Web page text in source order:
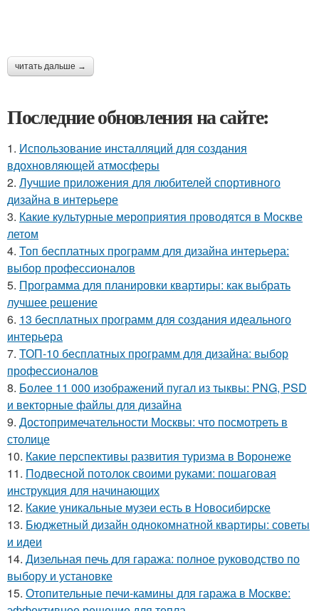
читать дальше →
Последние обновления на сайте:
1. Использование инсталляций для создания
вдохновляющей атмосферы
2. Лучшие приложения для любителей спортивного
дизайна в интерьере
3. Какие культурные мероприятия проводятся в Москве
летом
4. Топ бесплатных программ для дизайна интерьера:
выбор профессионалов
5. Программа для планировки квартиры: как выбрать
лучшее решение
6. 13 бесплатных программ для создания идеального
интерьера
7. ТОП-10 бесплатных программ для дизайна: выбор
профессионалов
8. Более 11 000 изображений пугал из тыквы: PNG, PSD
и векторные файлы для дизайна
9. Достопримечательности Москвы: что посмотреть в
столице
10. Какие перспективы развития туризма в Воронеже
11. Подвесной потолок своими руками: пошаговая
инструкция для начинающих
12. Какие уникальные музеи есть в Новосибирске
13. Бюджетный дизайн однокомнатной квартиры: советы
и идеи
14. Дизельная печь для гаража: полное руководство по
выбору и установке
15. Отопительные печи-камины для гаража в Москве: